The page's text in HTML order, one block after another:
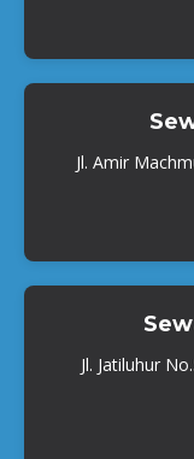
Jl. Amir
Jl. Jatiluhur